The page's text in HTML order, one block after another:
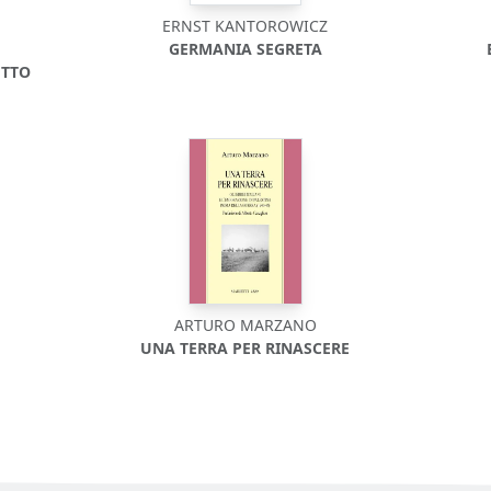
ERNST KANTOROWICZ
GERMANIA SEGRETA
ARTURO MARZANO
UNA TERRA PER RINASCERE